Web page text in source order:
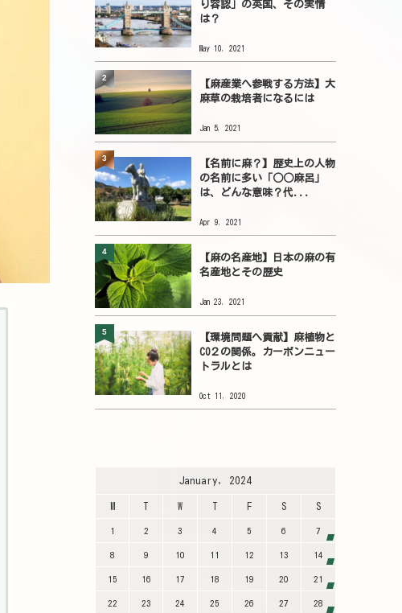
り容認」の英国、その実情
は？
May 10, 2021
【麻産業へ参戦する方法】大
麻草の栽培者になるには
Jan 5, 2021
2
【名前に麻？】歴史上の人物
の名前に多い「○○麻呂」
は、どんな意味？代...
Apr 9, 2021
3
【麻の名産地】日本の麻の有
名産地とその歴史
Jan 23, 2021
4
【環境問題へ貢献】麻植物と
CO２の関係。カーボンニュー
トラルとは
Oct 11, 2020
5
January, 2024
M T W T F S S
1 2 3 4 5 6 7
8 9 10 11 12 13 14
15 16 17 18 19 20 21
22 23 24 25 26 27 28